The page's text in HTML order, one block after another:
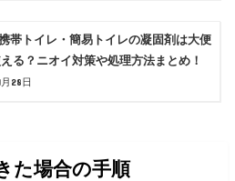
帯トイレ・簡易トイレの凝固剤は大便
る？ニオイ対策や処理方法まとめ！
28日
た場合の手順